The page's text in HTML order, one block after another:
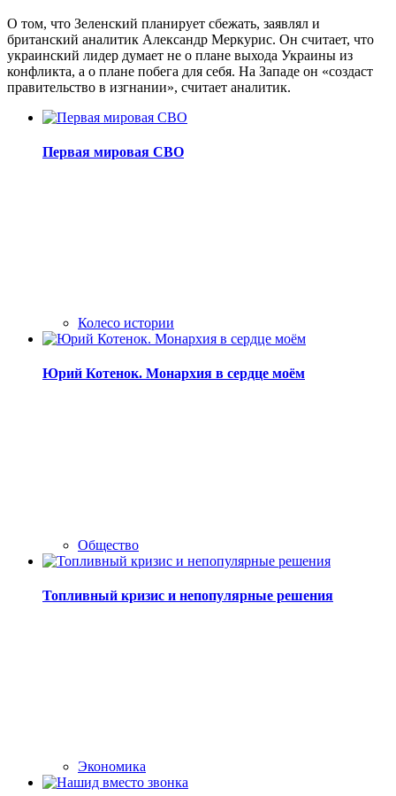
О том, что Зеленский планирует сбежать, заявлял и
британский аналитик Александр Меркурис. Он считает, что
украинский лидер думает не о плане выхода Украины из
конфликта, а о плане побега для себя. На Западе он «создаст
правительство в изгнании», считает аналитик.
Первая мировая СВО
Колесо истории
Юрий Котенок. Монархия в сердце моём
Общество
Топливный кризис и непопулярные решения
Экономика